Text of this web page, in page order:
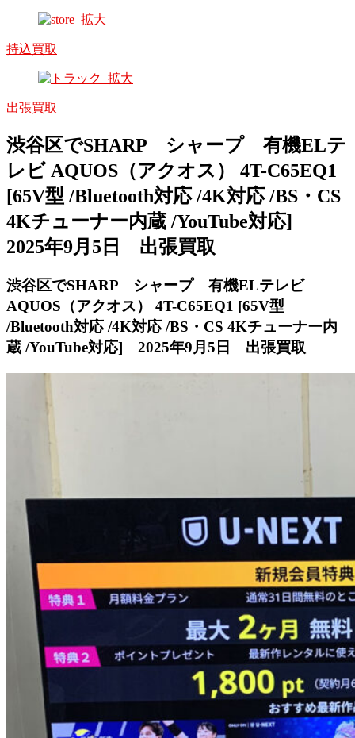
持込買取
出張買取
渋谷区でSHARP シャープ 有機ELテ
レビ AQUOS（アクオス） 4T-C65EQ1
[65V型 /Bluetooth対応 /4K対応 /BS・CS
4Kチューナー内蔵 /YouTube対応]
2025年9月5日 出張買取
渋谷区でSHARP シャープ 有機ELテレビ
AQUOS（アクオス） 4T-C65EQ1 [65V型
/Bluetooth対応 /4K対応 /BS・CS 4Kチューナー内
蔵 /YouTube対応] 2025年9月5日 出張買取